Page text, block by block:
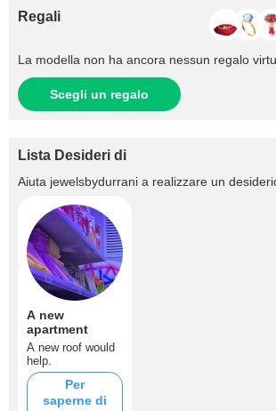
Regali
La modella non ha ancora nessun regalo
Scegli un regalo
Lista Desideri di
Aiuta jewelsbydurrani a realizzare un
A new
apartment
A new roof would
help.
Per
saperne di